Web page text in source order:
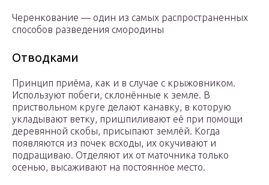
Черенкование — один из самых распространенных
способов разведения смородины
Отводками
Принцип приёма, как и в случае с крыжовником.
Используют побеги, склонённые к земле. В
приствольном круге делают канавку, в которую
укладывают ветку, пришпиливают её при помощи
деревянной скобы, присыпают землёй. Когда
появляются из почек всходы, их окучивают и
подращиваю. Отделяют их от маточника только
осенью, высаживают на постоянное место.